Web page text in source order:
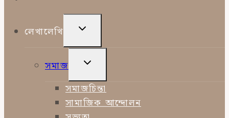
লেখালেখি
TOGGLE
MENU
সমাজ
TOGGLE
MENU
সমাজচিন্তা
সামাজিক আন্দোলন